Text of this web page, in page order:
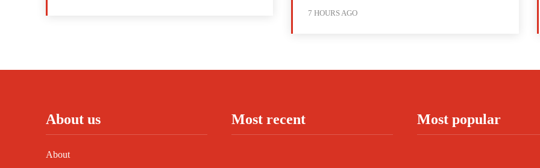
7 HOURS AGO
About us
About
Most recent Most popular